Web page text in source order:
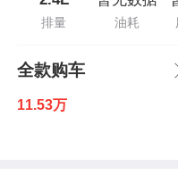
排量 油耗
全款购车
11.53万